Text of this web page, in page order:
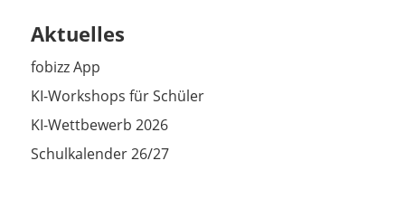
Aktuelles
fobizz App
KI-Workshops für Schüler
KI-Wettbewerb 2026
Schulkalender 26/27